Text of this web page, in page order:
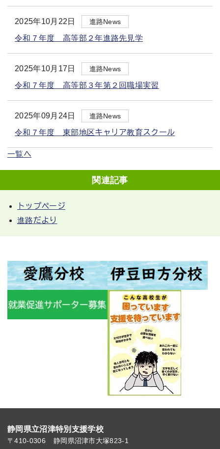
2025年10月22日 進路News
令和７年度 高等部２年進路先見学
2025年10月17日 進路News
令和７年度 高等部３年第２回職場実習
2025年09月24日 進路News
令和７年度 東部地区キャリア教育スクール
一覧へ
関連記事
トップページ
進路だより
静岡県立沼津特別支援学校
〒410-0306
静岡県沼津市大塚823-1